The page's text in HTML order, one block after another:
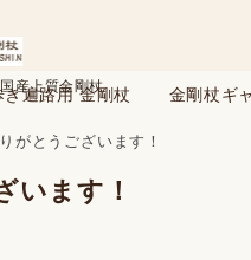
産上質金剛杖
き遍路用 金剛杖 金剛杖ギ
がとうございます！
います！